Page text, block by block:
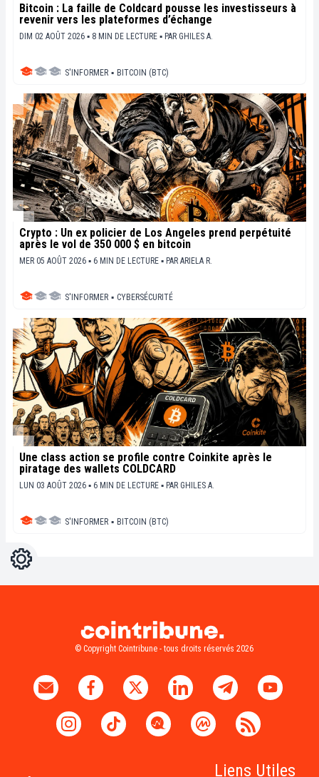
Bitcoin : La faille de Coldcard pousse les investisseurs à
revenir vers les plateformes d’échange
DIM 02 AOÛT 2026 ▪ 8 MIN DE LECTURE ▪ PAR GHILES A.
S'INFORMER ▪ BITCOIN (BTC)
Crypto : Un ex policier de Los Angeles prend perpétuité
après le vol de 350 000 $ en bitcoin
MER 05 AOÛT 2026 ▪ 6 MIN DE LECTURE ▪ PAR ARIELA R.
S'INFORMER ▪ CYBERSÉCURITÉ
Une class action se profile contre Coinkite après le
piratage des wallets COLDCARD
LUN 03 AOÛT 2026 ▪ 6 MIN DE LECTURE ▪ PAR GHILES A.
S'INFORMER ▪ BITCOIN (BTC)
Réglages
© Copyright Cointribune - tous droits réservés 2026
Liens Utiles